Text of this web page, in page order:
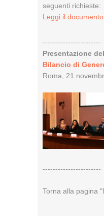
seguenti richieste:
Leggi il documento
-----------------------
Presentazione
Bilancio di
Roma, 21
-----------------------
Torna alla pagina "